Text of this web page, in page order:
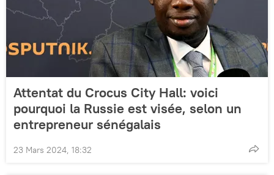
Attentat du Crocus City Hall: voici
pourquoi la Russie est visée, selon un
entrepreneur sénégalais
23 Mars 2024, 18:32